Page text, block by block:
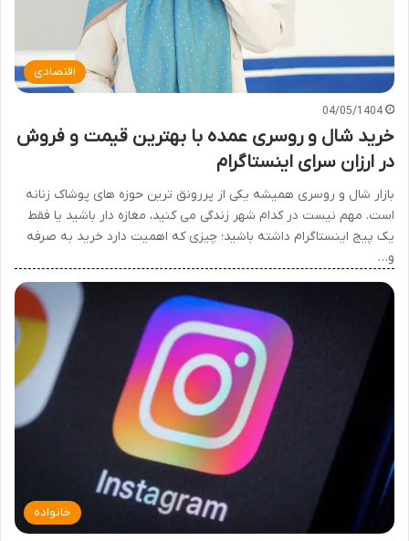
اقتصادی
04/05/1404
خرید شال و روسری عمده با بهترین قیمت و فروش
در ارزان سرای اینستاگرام
بازار شال و روسری همیشه یکی از پررونق ترین حوزه های پوشاک زنانه
است. مهم نیست در کدام شهر زندگی می کنید، مغازه دار باشید یا فقط
یک پیج اینستاگرام داشته باشید؛ چیزی که اهمیت دارد خرید به صرفه
و…
خانواده